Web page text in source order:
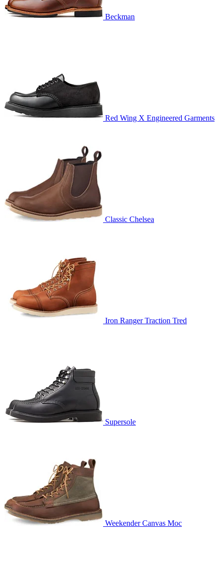
Beckman
Red Wing X Engineered Garments
Classic Chelsea
Iron Ranger Traction Tred
Supersole
Weekender Canvas Moc